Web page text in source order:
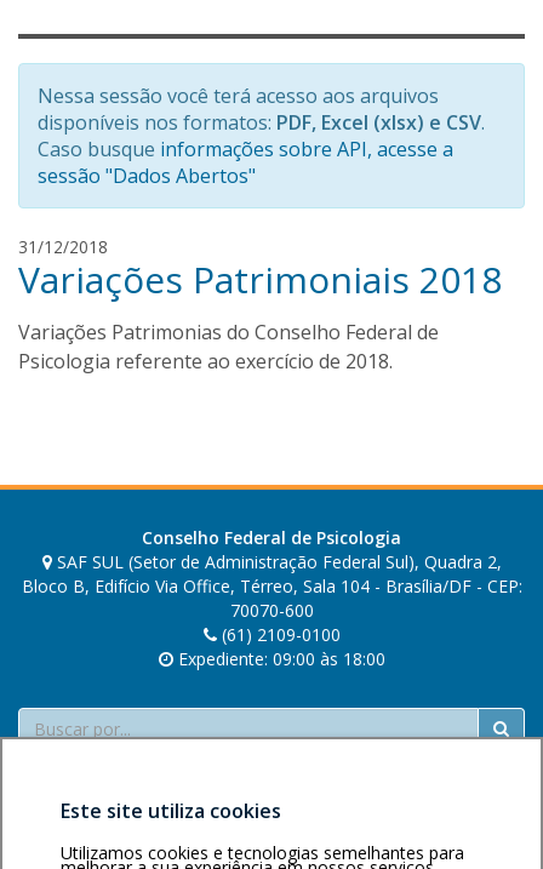
Nessa sessão você terá acesso aos arquivos
disponíveis nos formatos: PDF, Excel (xlsx) e CSV.
Caso busque informações sobre API, acesse a
sessão "Dados Abertos"
31/12/2018
a
r
c
u
l
Variações Patrimoniais 2018
Variações Patrimonias do Conselho Federal de
Psicologia referente ao exercício de 2018.
Conselho Federal de Psicologia
SAF SUL (Setor de Administração Federal Sul), Quadra 2,
Bloco B, Edifício Via Office, Térreo, Sala 104 - Brasília/DF - CEP:
70070-600
(61) 2109-0100
Expediente: 09:00 às 18:00
Buscar
Este site utiliza cookies
Utilizamos cookies e tecnologias semelhantes para